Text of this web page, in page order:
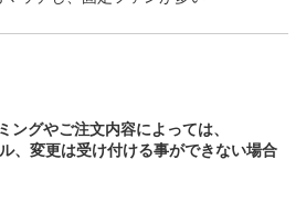
グやご注文内容によっては、
、変更は受け付ける事ができない場合